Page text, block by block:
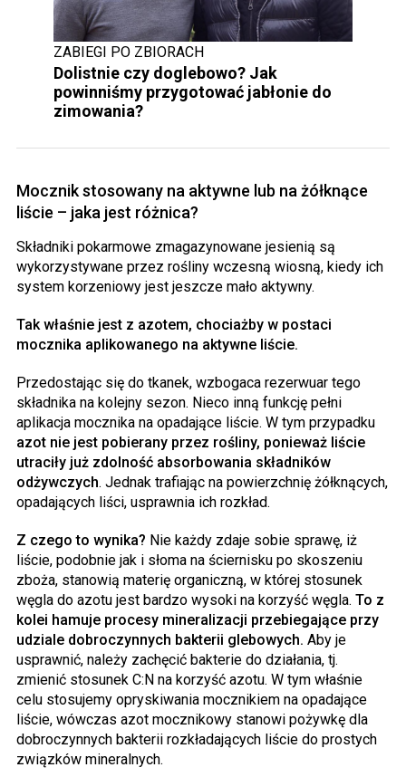
ZABIEGI PO ZBIORACH
Dolistnie czy doglebowo? Jak
powinniśmy przygotować jabłonie do
zimowania?
Mocznik stosowany na aktywne lub na żółknące
liście – jaka jest różnica?
Składniki pokarmowe zmagazynowane jesienią są
wykorzystywane przez rośliny wczesną wiosną, kiedy ich
system korzeniowy jest jeszcze mało aktywny.
Tak właśnie jest z azotem, chociażby w postaci
mocznika aplikowanego na aktywne liście.
Przedostając się do tkanek, wzbogaca rezerwuar tego
składnika na kolejny sezon. Nieco inną funkcję pełni
aplikacja mocznika na opadające liście. W tym przypadku
azot nie jest pobierany przez rośliny, ponieważ liście
utraciły już zdolność absorbowania składników
odżywczych. Jednak trafiając na powierzchnię żółknących,
opadających liści, usprawnia ich rozkład.
Z czego to wynika? Nie każdy zdaje sobie sprawę, iż
liście, podobnie jak i słoma na ściernisku po skoszeniu
zboża, stanowią materię organiczną, w której stosunek
węgla do azotu jest bardzo wysoki na korzyść węgla. To z
kolei hamuje procesy mineralizacji przebiegające przy
udziale dobroczynnych bakterii glebowych. Aby je
usprawnić, należy zachęcić bakterie do działania, tj.
zmienić stosunek C:N na korzyść azotu. W tym właśnie
celu stosujemy opryskiwania mocznikiem na opadające
liście, wówczas azot mocznikowy stanowi pożywkę dla
dobroczynnych bakterii rozkładających liście do prostych
związków mineralnych.